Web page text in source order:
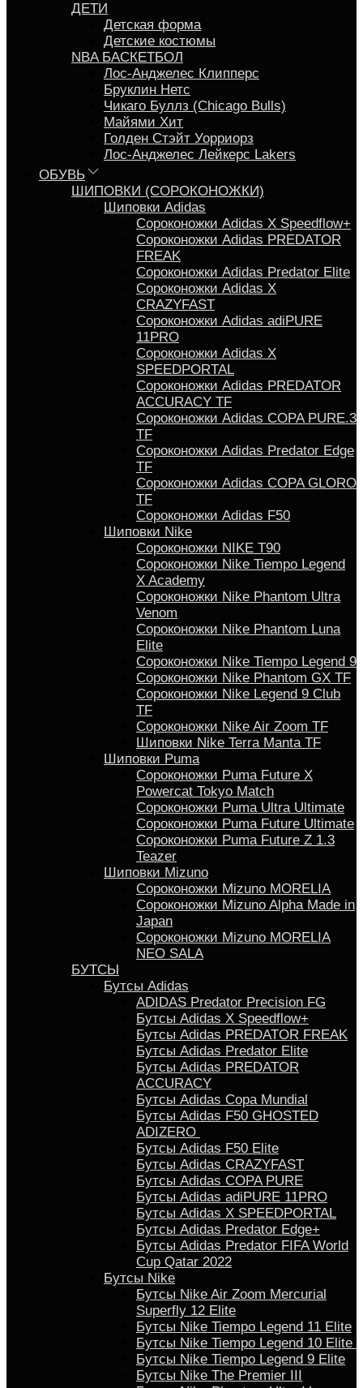
ДЕТИ
Детская форма
Детские костюмы
NBA БАСКЕТБОЛ
Лос-Анджелес Клипперс
Бруклин Нетс
Чикаго Буллз (Chicago Bulls)
Майями Хит
Голден Стэйт Уорриорз
Лос-Анджелес Лейкерс Lakers
ОБУВЬ
ШИПОВКИ (СОРОКОНОЖКИ)
Шиповки Adidas
Сороконожки Аdidas X Speedflow+
Сороконожки Adidas PREDATOR
FREAK
Сороконожки Adidas Predator Elite
Сороконожки Adidas X
CRAZYFAST
Сороконожки Adidas adiPURE
11PRO
Сороконожки Аdidas X
SPEEDPORTAL
Сороконожки Adidas PREDATOR
ACCURACY TF
Сороконожки Adidas COPA PURE.3
TF
Сороконожки Аdidas Predator Edge
TF
Сороконожки Adidas COPA GLORO
TF
Сороконожки Adidas F50
Шиповки Nike
Сороконожки NIKE T90
Сороконожки Nike Tiempo Legend
X Academy
Сороконожки Nike Phantom Ultra
Venom
Сороконожки Nike Phantom Luna
Elite
Сороконожки Nike Tiempo Legend 9
Сороконожки Nike Phantom GX TF
Сороконожки Nike Legend 9 Club
TF
Сороконожки Nike Air Zoom TF
Шиповки Nike Terra Manta TF
Шиповки Puma
Сороконожки Puma Future X
Powercat Tokyo Match
Сороконожки Puma Ultra Ultimate
Сороконожки Puma Future Ultimate
Сороконожки Puma Future Z 1.3
Teazer
Шиповки Mizuno
Сороконожки Mizuno MORELIA
Сороконожки Mizuno Alpha Made in
Japan
Сороконожки Mizuno MORELIA
NEO SALA
БУТСЫ
Бутсы Adidas
ADIDAS Predator Precision FG
Бутсы Аdidas X Speedflow+
Бутсы Adidas PREDATOR FREAK
Бутсы Adidas Predator Elite
Бутсы Adidas PREDATOR
ACCURACY
Бутсы Adidas Copa Mundial
Бутсы Аdidas F50 GHOSTED
ADIZERO
Бутсы Adidas F50 Elite
Бутсы Adidas CRAZYFAST
Бутсы Adidas COPA PURE
Бутсы Adidas adiPURE 11PRO
Бутсы Аdidas X SPEEDPORTAL
Бутсы Аdidas Predator Edge+
Бутсы Аdidas Predator FIFA World
Cup Qatar 2022
Бутсы Nike
Бутсы Nike Air Zoom Mercurial
Superfly 12 Elite
Бутсы Nike Tiempo Legend 11 Elite
Бутсы Nike Tiempo Legend 10 Elite
Бутсы Nike Tiempo Legend 9 Elite
Бутсы Nike The Premier III